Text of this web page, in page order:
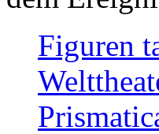
Figuren